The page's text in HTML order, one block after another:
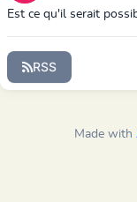
Est ce qu'il serait
Paimpol (1...
RSS
Made with